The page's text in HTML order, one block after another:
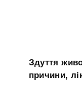
Здуття
причини,